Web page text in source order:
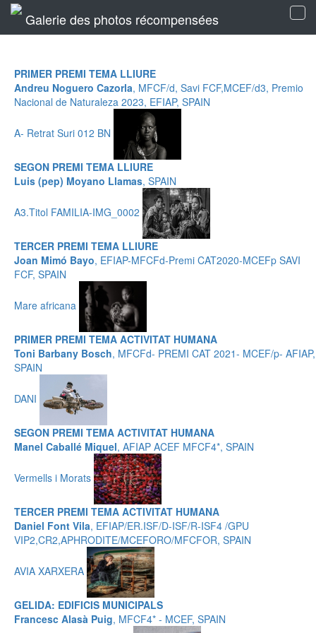
Galerie des photos récompensées
PRIMER PREMI TEMA LLIURE
Andreu Noguero Cazorla, MFCF/d, Savi FCF,MCEF/d3, Premio
Nacional de Naturaleza 2023, EFIAP, SPAIN
A- Retrat Suri 012 BN
SEGON PREMI TEMA LLIURE
Luis (pep) Moyano Llamas, SPAIN
A3.Titol FAMILIA-IMG_0002
TERCER PREMI TEMA LLIURE
Joan Mimó Bayo, EFIAP-MFCFd-Premi CAT2020-MCEFp SAVI
FCF, SPAIN
Mare africana
PRIMER PREMI TEMA ACTIVITAT HUMANA
Toni Barbany Bosch, MFCFd- PREMI CAT 2021- MCEF/p- AFIAP,
SPAIN
DANI
SEGON PREMI TEMA ACTIVITAT HUMANA
Manel Caballé Miquel, AFIAP ACEF MFCF4*, SPAIN
Vermells i Morats
TERCER PREMI TEMA ACTIVITAT HUMANA
Daniel Font Vila, EFIAP/ER.ISF/D-ISF/R-ISF4 /GPU
VIP2,CR2,APHRODITE/MCEFORO/MFCFOR, SPAIN
AVIA XARXERA
GELIDA: EDIFICIS MUNICIPALS
Francesc Alasà Puig, MFCF4* - MCEF, SPAIN